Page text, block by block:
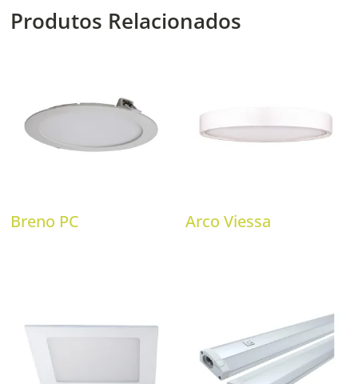
Produtos Relacionados
Breno PC Arco Viessa